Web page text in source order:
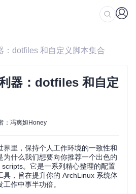
：dotfiles 和自定义脚本集合
器：dotfiles 和自定
：冯爽妲Honey
界里，保持个人工作环境的一致性和
为什么我们想要向你推荐一个出色的
。它是一系列精心整理的配置
具，旨在提升你的 ArchLinux 系统体
作中事半功倍。